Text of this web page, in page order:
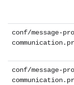
conf/message-
conf/message-